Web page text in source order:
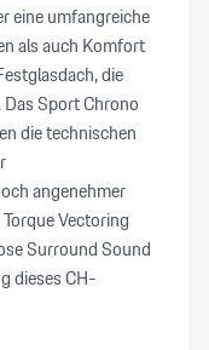
eine umfangreiche
als auch Komfort
die
Sport Chrono
die technischen
angenehmer
Vectoring
Surround Sound
dieses CH-